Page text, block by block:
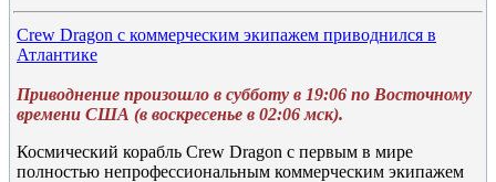
Crew Dragon с коммерческим экипажем приводнился в
Атлантике
Приводнение произошло в субботу в 19:06 по Восточному
времени США (в воскресенье в 02:06 мск).
Космический корабль Crew Dragon с первым в мире
полностью непрофессиональным коммерческим экипажем